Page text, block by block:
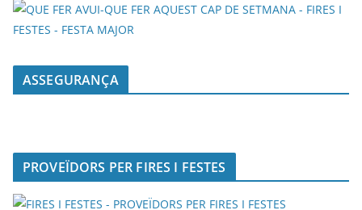
ASSEGURANÇA
PROVEÏDORS PER FIRES I FESTES